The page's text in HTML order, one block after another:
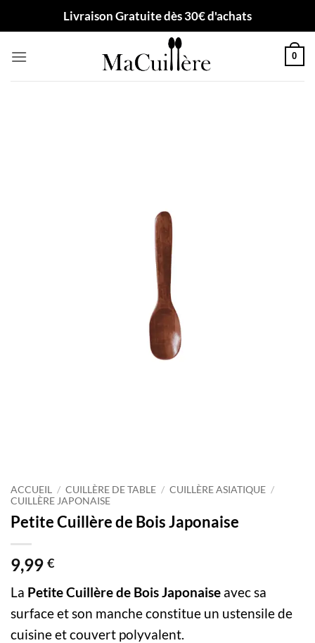
Livraison Gratuite dès 30€ d'achats
0
ACCUEIL / CUILLÈRE DE TABLE / CUILLÈRE ASIATIQUE /
CUILLÈRE JAPONAISE
Petite Cuillère de Bois Japonaise
9,99 €
La Petite Cuillère de Bois Japonaise avec sa
surface et son manche constitue un ustensile de
cuisine et couvert polyvalent.